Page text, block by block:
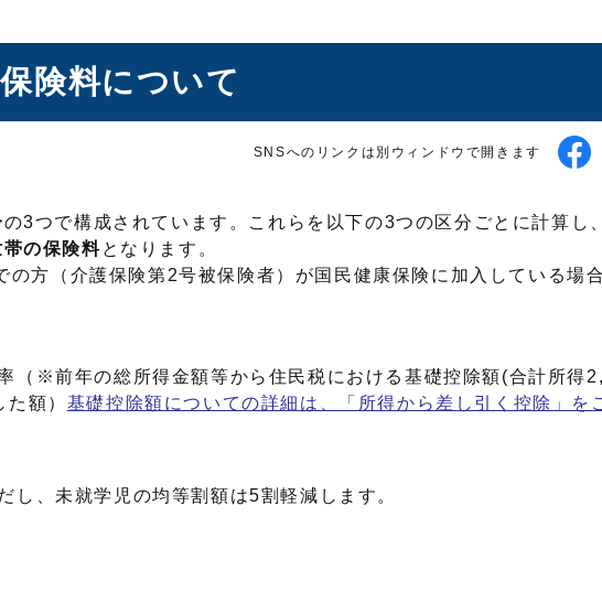
険料について
SNSへのリンクは別ウィンドウで開きます
の3つで構成されています。これらを以下の3つの区分ごとに計算し
の保険料となります。
方（介護保険第2号被保険者）が国民健康保険に加入している場
（※前年の総所得金額等から住民税における基礎控除額(合計所得
額） 基礎控除額についての詳細は、「所得から差し引く控除」を
未就学児の均等割額は5割軽減します。